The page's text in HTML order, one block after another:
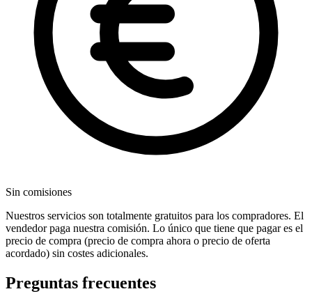
Sin comisiones
Nuestros servicios son totalmente gratuitos para los compradores. El
vendedor paga nuestra comisión. Lo único que tiene que pagar es el
precio de compra (precio de compra ahora o precio de oferta
acordado) sin costes adicionales.
Preguntas frecuentes